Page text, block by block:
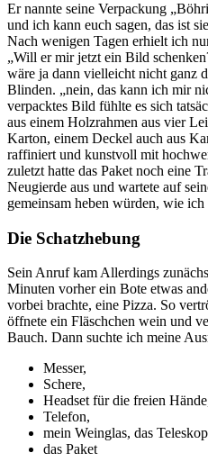
Er nannte seine Verpackung
und ich kann euch sagen, das ist
Nach wenigen Tagen erhielt ich
„Will er mir jetzt ein Bild
wäre ja dann vielleicht nicht ganz
Blinden. „nein, das kann ich mir
verpacktes Bild fühlte es sich
aus einem Holzrahmen aus vier
Karton, einem Deckel auch aus
raffiniert und kunstvoll mit
zuletzt hatte das Paket noch eine
Neugierde aus und wartete auf
gemeinsam heben würden, wie
Die Schatzhebung
Sein Anruf kam Allerdings
Minuten vorher ein Bote etwas
vorbei brachte, eine Pizza. So
öffnete ein Fläschchen wein und
Bauch. Dann suchte ich meine
Messer,
Schere,
Headset für die freien
Telefon,
mein Weinglas, das
das Paket